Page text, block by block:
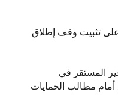
على تثبيت وقف إطلاق
المستقر في
مطالب الحمايات